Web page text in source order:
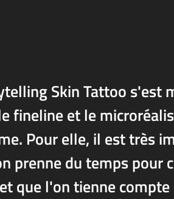
Skin Tattoo s'est
fineline et le
Pour elle, il est très
prenne du temps pour
que l'on tienne